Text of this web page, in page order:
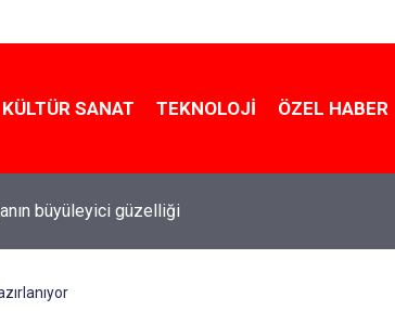
KÜLTÜR SANAT TEKNOLOJI ÖZEL HABER
büyüleyici güzelliği